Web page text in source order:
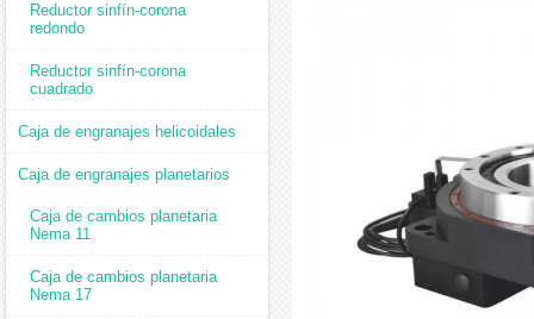
Reductor sinfín-corona
redondo
Reductor sinfín-corona
cuadrado
Caja de engranajes helicoidales
Caja de engranajes planetarios
Caja de cambios planetaria
Nema 11
Caja de cambios planetaria
Nema 17